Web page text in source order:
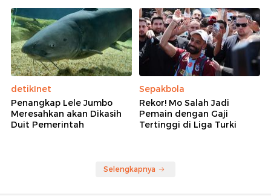
detikInet
Penangkap Lele Jumbo
Meresahkan akan Dikasih
Duit Pemerintah
Sepakbola
Rekor! Mo Salah Jadi
Pemain dengan Gaji
Tertinggi di Liga Turki
Selengkapnya